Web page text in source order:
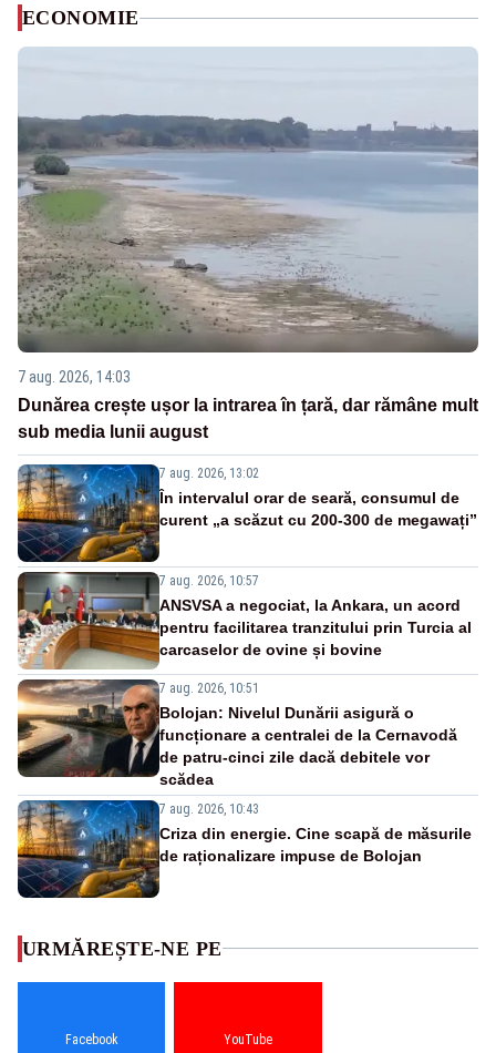
ECONOMIE
7 aug. 2026, 14:03
Dunărea crește ușor la intrarea în țară, dar rămâne mult
sub media lunii august
7 aug. 2026, 13:02
În intervalul orar de seară, consumul de
curent „a scăzut cu 200-300 de megawați”
7 aug. 2026, 10:57
ANSVSA a negociat, la Ankara, un acord
pentru facilitarea tranzitului prin Turcia al
carcaselor de ovine și bovine
7 aug. 2026, 10:51
Bolojan: Nivelul Dunării asigură o
funcționare a centralei de la Cernavodă
de patru-cinci zile dacă debitele vor
scădea
7 aug. 2026, 10:43
Criza din energie. Cine scapă de măsurile
de raționalizare impuse de Bolojan
URMĂREȘTE-NE PE
Facebook YouTube